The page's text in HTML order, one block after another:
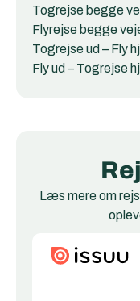
Togrejse begge
Flyrejse begge
Togrejse ud – Fly
Fly ud – Togrejse
Læs mere om